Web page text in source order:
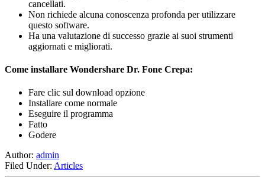
cancellati.
Non richiede alcuna conoscenza profonda per utilizzare
questo software.
Ha una valutazione di successo grazie ai suoi strumenti
aggiornati e migliorati.
Come installare Wondershare Dr. Fone Crepa:
Fare clic sul download opzione
Installare come normale
Eseguire il programma
Fatto
Godere
Author: admin
Filed Under: Articles